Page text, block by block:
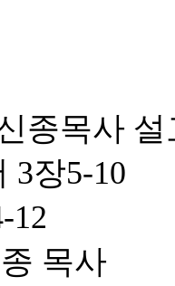
종목사
3장5-10
12
목사